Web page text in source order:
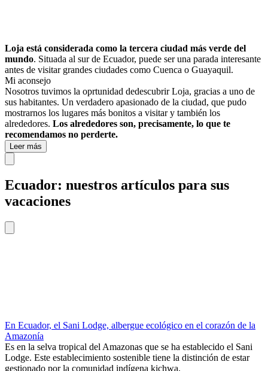
Loja está considerada como la tercera ciudad más verde del
mundo. Situada al sur de Ecuador, puede ser una parada interesante
antes de visitar grandes ciudades como Cuenca o Guayaquil.
Mi aconsejo
Nosotros tuvimos la oprtunidad dedescubrir Loja, gracias a uno de
sus habitantes. Un verdadero apasionado de la ciudad, que pudo
mostrarnos los lugares más bonitos a visitar y también los
alrededores. Los alrededores son, precisamente, lo que te
recomendamos no perderte.
Leer más
Ecuador: nuestros artículos para sus
vacaciones
En Ecuador, el Sani Lodge, albergue ecológico en el corazón de la
Amazonía
Es en la selva tropical del Amazonas que se ha establecido el Sani
Lodge. Este establecimiento sostenible tiene la distinción de estar
gestionado por la comunidad indígena kichwa.